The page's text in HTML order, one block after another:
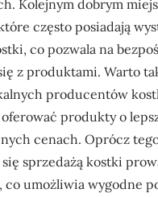
Kolejnym dobrym
często posiadają
co pozwala na
z produktami. Warto
producentów
produkty o
cenach. Oprócz
sprzedażą kostki
umożliwia wygodne